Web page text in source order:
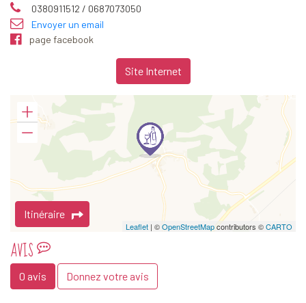
0380911512 / 0687073050
Envoyer un email
page facebook
Site Internet
Leaflet | ©OpenStreetMapcontributors ©CARTO
Itinéraire
AVIS
0 avis Donnez votre avis